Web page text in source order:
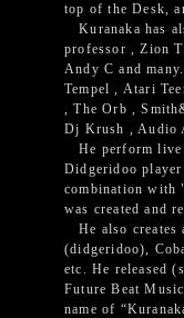
top of the Desk,
Kuranaka has
professor , Zion
Andy C and
Tempel , Atari
, The Orb ,
Dj Krush , Audio
He perform live
Didgeridoo
combination with
was created and
He also creates
(didgeridoo),
etc. He released
Future Beat
name of